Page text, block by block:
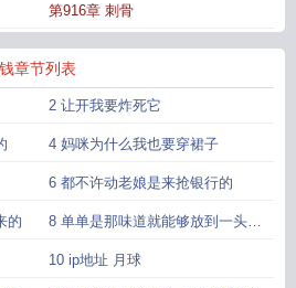
第916章 刺骨
章节列表
2 让开我要炸死它
4 妈咪为什么我也要穿裙子
6 都不许动老娘是来抢银行的
的 8 单单是那味道就能够放到一头牛
了
10 ip地址 月球